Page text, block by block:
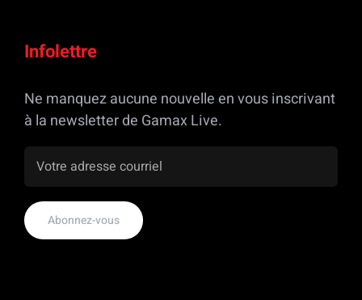
Infolettre
Ne manquez aucune nouvelle en vous inscrivant
à la newsletter de Gamax Live.